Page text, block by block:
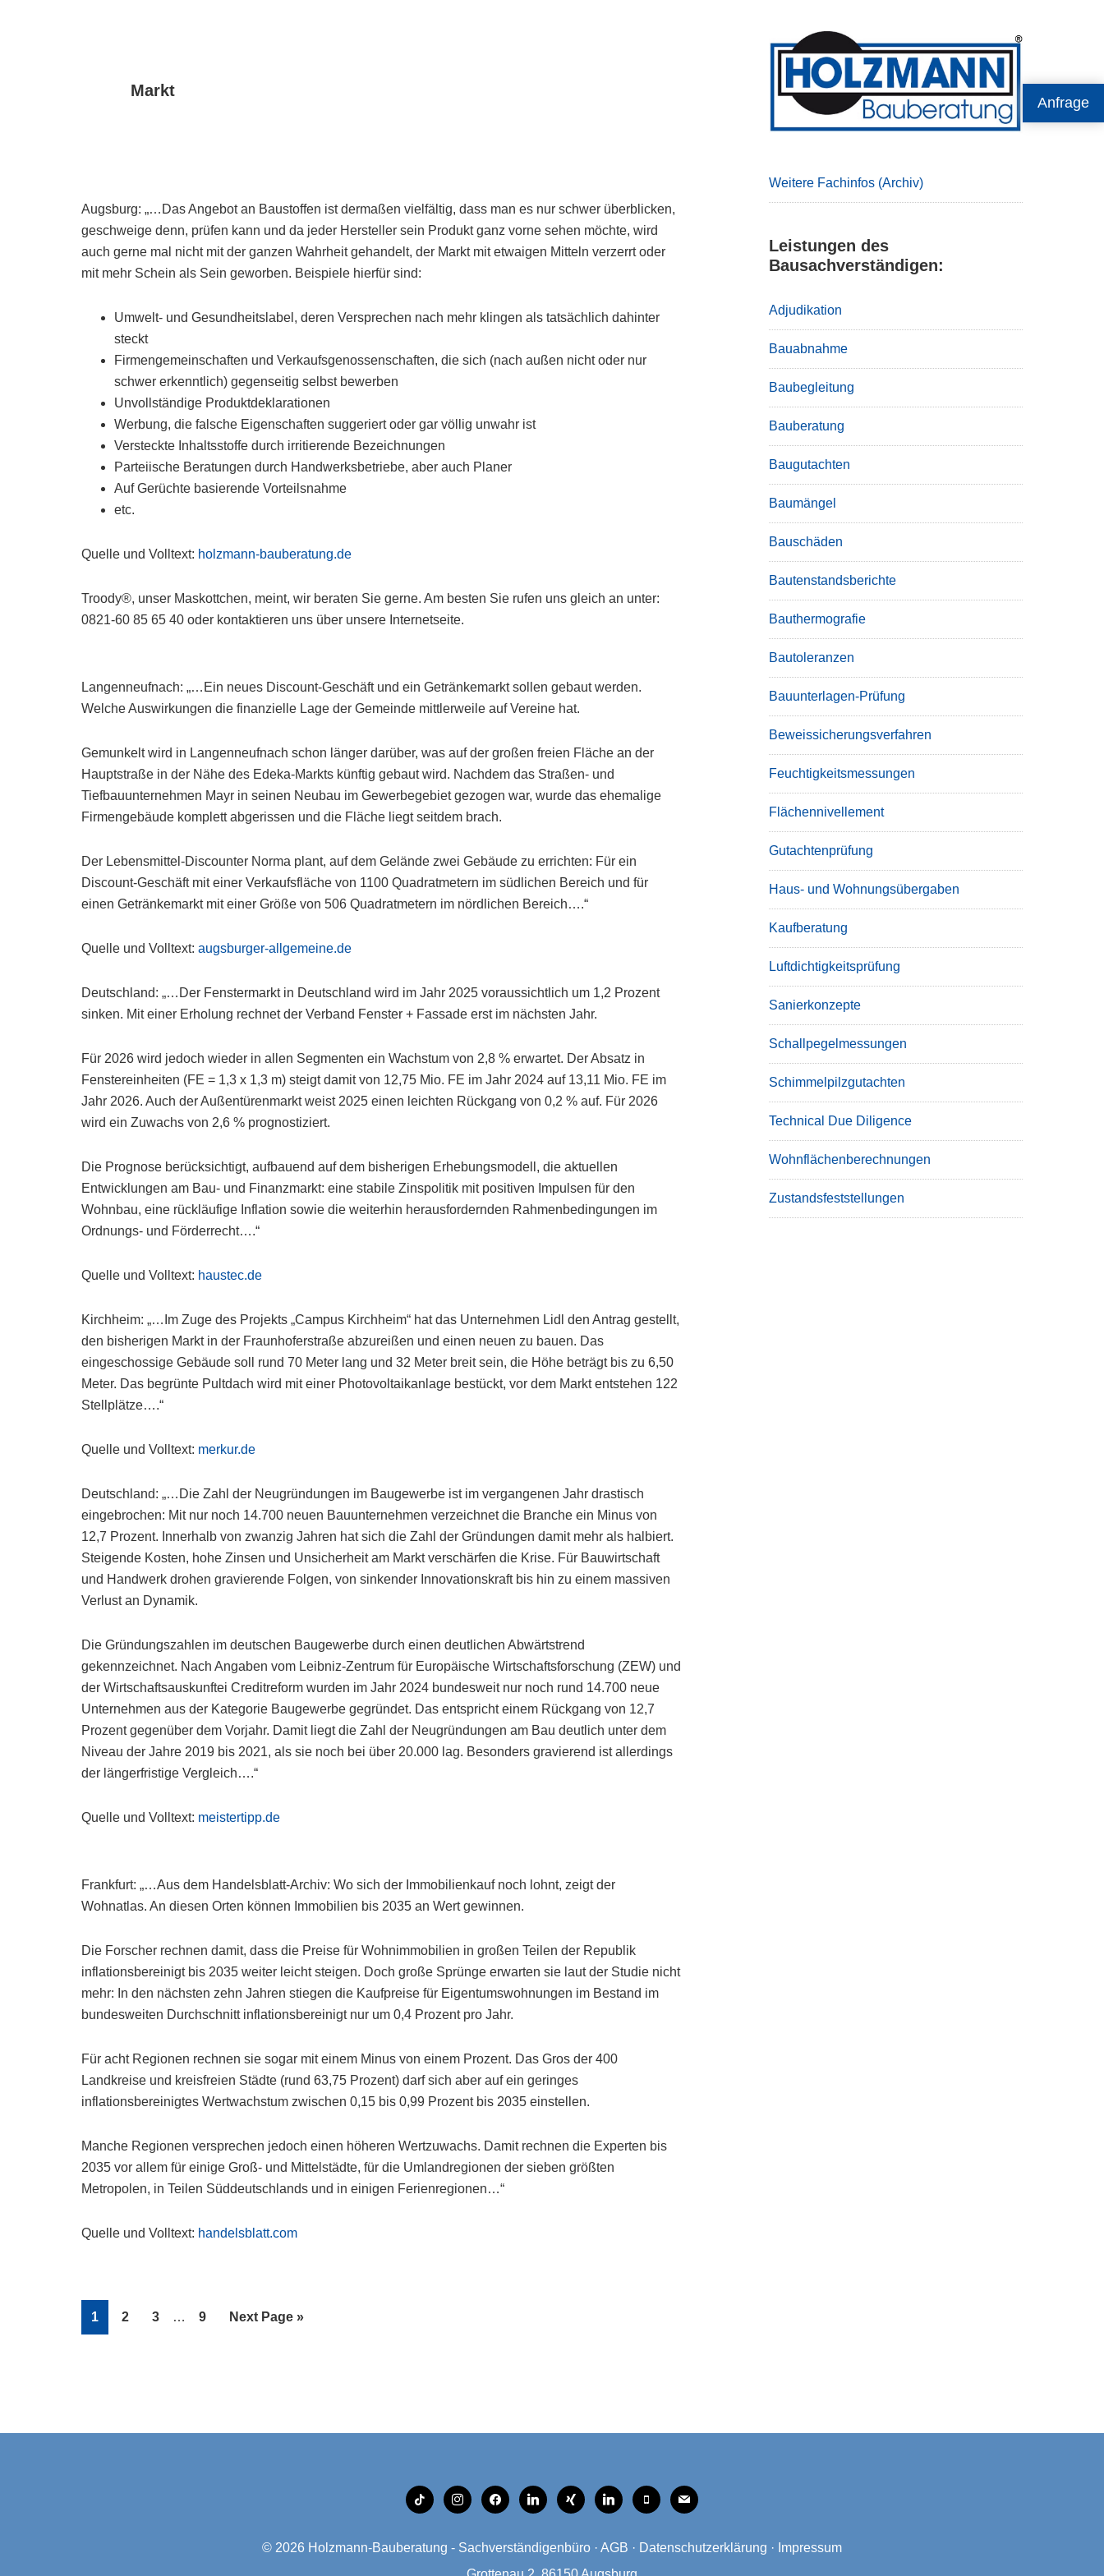
Anfrage
Markt
Augsburg: „…Das Angebot an Baustoffen ist dermaßen vielfältig, dass man es nur schwer überblicken,
geschweige denn, prüfen kann und da jeder Hersteller sein Produkt ganz vorne sehen möchte, wird
auch gerne mal nicht mit der ganzen Wahrheit gehandelt, der Markt mit etwaigen Mitteln verzerrt oder
mit mehr Schein als Sein geworben. Beispiele hierfür sind:
Umwelt- und Gesundheitslabel, deren Versprechen nach mehr klingen als tatsächlich dahinter
steckt
Firmengemeinschaften und Verkaufsgenossenschaften, die sich (nach außen nicht oder nur
schwer erkenntlich) gegenseitig selbst bewerben
Unvollständige Produktdeklarationen
Werbung, die falsche Eigenschaften suggeriert oder gar völlig unwahr ist
Versteckte Inhaltsstoffe durch irritierende Bezeichnungen
Parteiische Beratungen durch Handwerksbetriebe, aber auch Planer
Auf Gerüchte basierende Vorteilsnahme
etc.
Quelle und Volltext: holzmann-bauberatung.de
Troody®, unser Maskottchen, meint, wir beraten Sie gerne. Am besten Sie rufen uns gleich an unter:
0821-60 85 65 40 oder kontaktieren uns über unsere Internetseite.
Langenneufnach: „…Ein neues Discount-Geschäft und ein Getränkemarkt sollen gebaut werden.
Welche Auswirkungen die finanzielle Lage der Gemeinde mittlerweile auf Vereine hat.
Gemunkelt wird in Langenneufnach schon länger darüber, was auf der großen freien Fläche an der
Hauptstraße in der Nähe des Edeka-Markts künftig gebaut wird. Nachdem das Straßen- und
Tiefbauunternehmen Mayr in seinen Neubau im Gewerbegebiet gezogen war, wurde das ehemalige
Firmengebäude komplett abgerissen und die Fläche liegt seitdem brach.
Der Lebensmittel-Discounter Norma plant, auf dem Gelände zwei Gebäude zu errichten: Für ein
Discount-Geschäft mit einer Verkaufsfläche von 1100 Quadratmetern im südlichen Bereich und für
einen Getränkemarkt mit einer Größe von 506 Quadratmetern im nördlichen Bereich….“
Quelle und Volltext:augsburger-allgemeine.de
Deutschland: „…Der Fenstermarkt in Deutschland wird im Jahr 2025 voraussichtlich um 1,2 Prozent
sinken. Mit einer Erholung rechnet der Verband Fenster + Fassade erst im nächsten Jahr.
Für 2026 wird jedoch wieder in allen Segmenten ein Wachstum von 2,8 % erwartet. Der Absatz in
Fenstereinheiten (FE = 1,3 x 1,3 m) steigt damit von 12,75 Mio. FE im Jahr 2024 auf 13,11 Mio. FE im
Jahr 2026. Auch der Außentürenmarkt weist 2025 einen leichten Rückgang von 0,2 % auf. Für 2026
wird ein Zuwachs von 2,6 % prognostiziert.
Die Prognose berücksichtigt, aufbauend auf dem bisherigen Erhebungsmodell, die aktuellen
Entwicklungen am Bau- und Finanzmarkt: eine stabile Zinspolitik mit positiven Impulsen für den
Wohnbau, eine rückläufige Inflation sowie die weiterhin herausfordernden Rahmenbedingungen im
Ordnungs- und Förderrecht….“
Quelle und Volltext: haustec.de
Kirchheim: „…Im Zuge des Projekts „Campus Kirchheim“ hat das Unternehmen Lidl den Antrag gestellt,
den bisherigen Markt in der Fraunhoferstraße abzureißen und einen neuen zu bauen. Das
eingeschossige Gebäude soll rund 70 Meter lang und 32 Meter breit sein, die Höhe beträgt bis zu 6,50
Meter. Das begrünte Pultdach wird mit einer Photovoltaikanlage bestückt, vor dem Markt entstehen 122
Stellplätze….“
Quelle und Volltext: merkur.de
Deutschland: „…Die Zahl der Neugründungen im Baugewerbe ist im vergangenen Jahr drastisch
eingebrochen: Mit nur noch 14.700 neuen Bauunternehmen verzeichnet die Branche ein Minus von
12,7 Prozent. Innerhalb von zwanzig Jahren hat sich die Zahl der Gründungen damit mehr als halbiert.
Steigende Kosten, hohe Zinsen und Unsicherheit am Markt verschärfen die Krise. Für Bauwirtschaft
und Handwerk drohen gravierende Folgen, von sinkender Innovationskraft bis hin zu einem massiven
Verlust an Dynamik.
Die Gründungszahlen im deutschen Baugewerbe durch einen deutlichen Abwärtstrend
gekennzeichnet. Nach Angaben vom Leibniz-Zentrum für Europäische Wirtschaftsforschung (ZEW) und
der Wirtschaftsauskunftei Creditreform wurden im Jahr 2024 bundesweit nur noch rund 14.700 neue
Unternehmen aus der Kategorie Baugewerbe gegründet. Das entspricht einem Rückgang von 12,7
Prozent gegenüber dem Vorjahr. Damit liegt die Zahl der Neugründungen am Bau deutlich unter dem
Niveau der Jahre 2019 bis 2021, als sie noch bei über 20.000 lag. Besonders gravierend ist allerdings
der längerfristige Vergleich….“
Quelle und Volltext: meistertipp.de
Frankfurt: „…Aus dem Handelsblatt-Archiv: Wo sich der Immobilienkauf noch lohnt, zeigt der
Wohnatlas. An diesen Orten können Immobilien bis 2035 an Wert gewinnen.
Die Forscher rechnen damit, dass die Preise für Wohnimmobilien in großen Teilen der Republik
inflationsbereinigt bis 2035 weiter leicht steigen. Doch große Sprünge erwarten sie laut der Studie nicht
mehr: In den nächsten zehn Jahren stiegen die Kaufpreise für Eigentumswohnungen im Bestand im
bundesweiten Durchschnitt inflationsbereinigt nur um 0,4 Prozent pro Jahr.
Für acht Regionen rechnen sie sogar mit einem Minus von einem Prozent. Das Gros der 400
Landkreise und kreisfreien Städte (rund 63,75 Prozent) darf sich aber auf ein geringes
inflationsbereinigtes Wertwachstum zwischen 0,15 bis 0,99 Prozent bis 2035 einstellen.
Manche Regionen versprechen jedoch einen höheren Wertzuwachs. Damit rechnen die Experten bis
2035 vor allem für einige Groß- und Mittelstädte, für die Umlandregionen der sieben größten
Metropolen, in Teilen Süddeutschlands und in einigen Ferienregionen…“
Quelle und Volltext: handelsblatt.com
Page
1 Page
2 Page
3
Interim
… Page
9
Go
Next Page »
Primary
Sidebar
Weitere Fachinfos (Archiv)
Leistungen des
Bausachverständigen:
Adjudikation
Bauabnahme
Baubegleitung
Bauberatung
Baugutachten
Baumängel
Bauschäden
Bautenstandsberichte
Bauthermografie
Bautoleranzen
Bauunterlagen-Prüfung
Beweissicherungsverfahren
Feuchtigkeitsmessungen
Flächennivellement
Gutachtenprüfung
Haus- und Wohnungsübergaben
Kaufberatung
Luftdichtigkeitsprüfung
Sanierkonzepte
Schallpegelmessungen
Schimmelpilzgutachten
Technical Due Diligence
Wohnflächenberechnungen
Zustandsfeststellungen
tiktok instagramfacebooklinkedinxing linkedinmobilemail
© 2026 Holzmann-Bauberatung - Sachverständigenbüro · AGB · Datenschutzerklärung · Impressum